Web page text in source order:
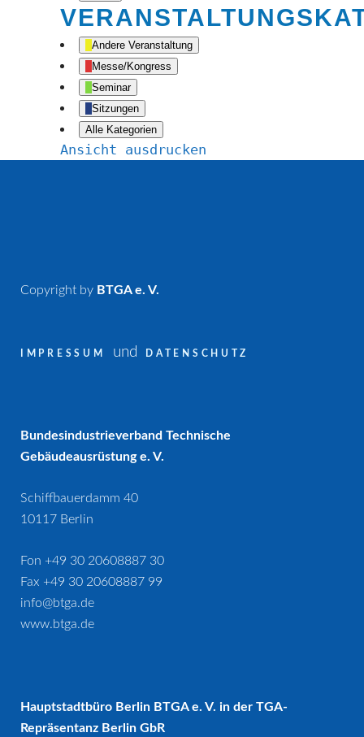
Andere Veranstaltung
Messe/Kongress
Seminar
Sitzungen
Alle Kategorien
Ansicht ausdrucken
Copyright by BTGA e. V.
IMPRESSUM und DATENSCHUTZ
Bundesindustrieverband Technische
Gebäudeausrüstung e. V.
Schiffbauerdamm 40
10117 Berlin
Fon +49 30 20608887 30
Fax +49 30 20608887 99
info@btga.de
www.btga.de
Hauptstadtbüro Berlin BTGA e. V. in der TGA-
Repräsentanz Berlin GbR